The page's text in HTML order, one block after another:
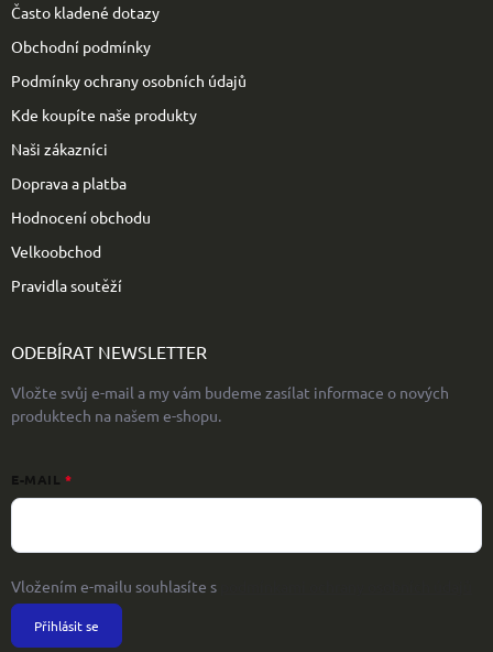
Často kladené dotazy
Obchodní podmínky
Podmínky ochrany osobních údajů
Kde koupíte naše produkty
Naši zákazníci
Doprava a platba
Hodnocení obchodu
Velkoobchod
Pravidla soutěží
ODEBÍRAT NEWSLETTER
Vložte svůj e-mail a my vám budeme zasílat informace o nových
produktech na našem e-shopu.
E-MAIL
Vložením e-mailu souhlasíte s
Přihlásit se